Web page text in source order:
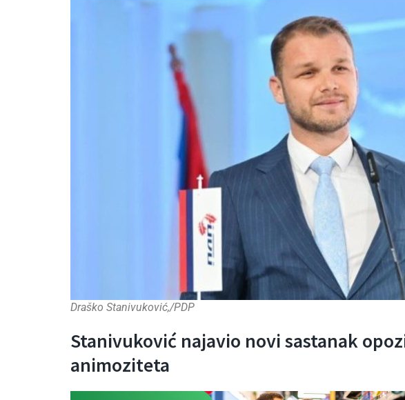
Draško Stanivuković,/PDP
Stanivuković najavio novi sastanak
animoziteta